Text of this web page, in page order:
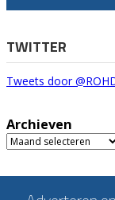
TWITTER
Tweets door
Archieven
Archieven